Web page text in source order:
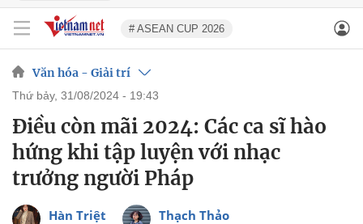
# ASEAN CUP 2026
Văn hóa - Giải trí
thứ bảy, 31/08/2024 - 19:43
Điều còn mãi 2024: Các ca sĩ hào
hứng khi tập luyện với nhạc
trưởng người Pháp
Hàn Triệt Thạch Thảo